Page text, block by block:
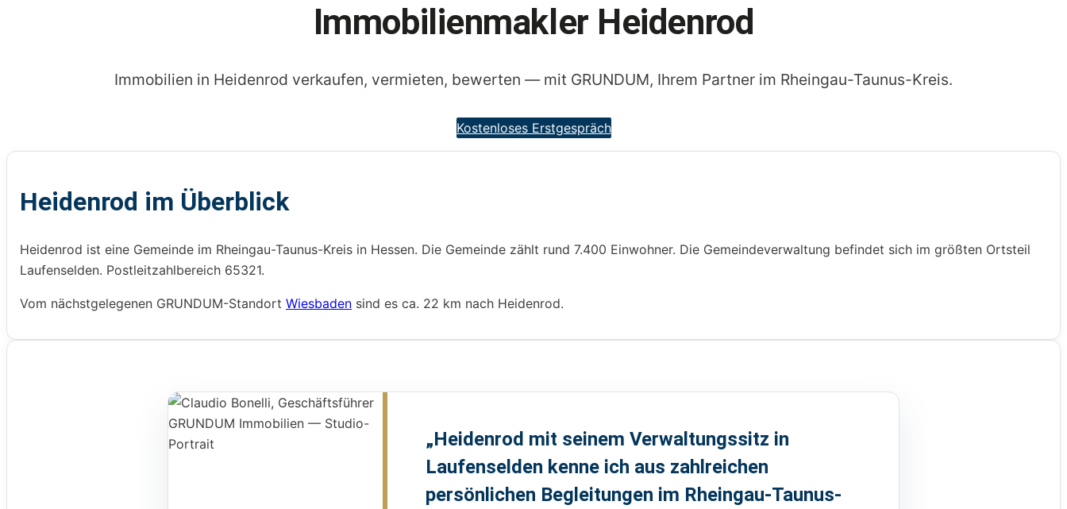
Immobilienmakler Heidenrod
Immobilien in Heidenrod verkaufen, vermieten, bewerten — mit GRUNDUM, Ihrem Partner im Rheingau-Taunus-Kreis.
Kostenloses Erstgespräch
Heidenrod im Überblick
Heidenrod ist eine Gemeinde im Rheingau-Taunus-Kreis in Hessen. Die Gemeinde zählt rund 7.400 Einwohner. Die Gemeindeverwaltung befindet sich im größten Ortsteil
Laufenselden. Postleitzahlbereich 65321.
Vom nächstgelegenen GRUNDUM-Standort Wiesbaden sind es ca. 22 km nach Heidenrod.
„Heidenrod mit seinem Verwaltungssitz in
Laufenselden kenne ich aus zahlreichen
persönlichen Begleitungen im Rheingau-Taunus-